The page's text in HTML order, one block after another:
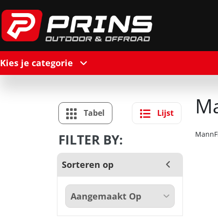
Kies je categorie
Tabel Lijst
FILTER BY:
Sorteren op